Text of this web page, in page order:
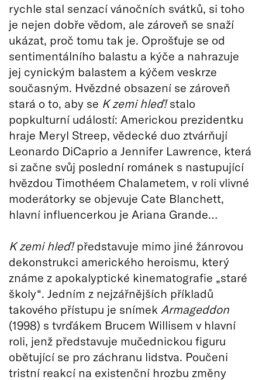
rychle stal senzací vánočních svátků, si toho
je nejen dobře vědom, ale zároveň se snaží
ukázat, proč tomu tak je. Oprošťuje se od
sentimentálního balastu a kýče a nahrazuje
jej cynickým balastem a kýčem veskrze
současným. Hvězdné obsazení se zároveň
stará o to, aby se K zemi hleď!stalo
popkulturní událostí: Americkou prezidentku
hraje Meryl Streep, vědecké duo ztvárňují
Leonardo DiCaprio a Jennifer Lawrence, která
si začne svůj poslední románek s nastupující
hvězdou Timothéem Chalametem, v roli vlivné
moderátorky se objevuje Cate Blanchett,
hlavní influencerkou je Ariana Grande…
K zemi hleď!představuje mimo jiné žánrovou
dekonstrukci amerického heroismu, který
známe z apokalyptické kinematografie „staré
školy“. Jedním z nejzářnějších příkladů
takového přístupu je snímek Armageddon
(1998) s tvrďákem Brucem Willisem v hlavní
roli, jenž představuje mučednickou figuru
obětující se pro záchranu lidstva. Poučeni
tristní reakcí na existenční hrozbu změny